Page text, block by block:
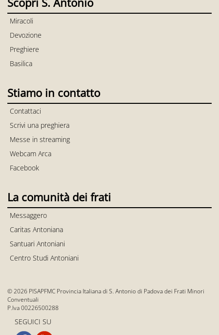
Miracoli
Devozione
Preghiere
Basilica
Stiamo in contatto
Contattaci
Scrivi una preghiera
Messe in streaming
Webcam Arca
Facebook
La comunità dei frati
Messaggero
Caritas Antoniana
Santuari Antoniani
Centro Studi Antoniani
© 2026 PISAPFMC Provincia Italiana di S. Antonio di Padova dei Frati Minori
Conventuali
P.Iva 00226500288
SEGUICI SU